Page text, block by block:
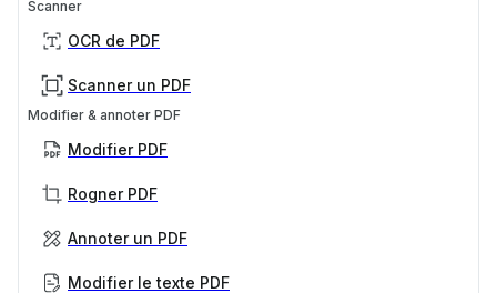
Scanner
OCR de PDF
Scanner un PDF
Modifier & annoter PDF
Modifier PDF
Rogner PDF
Annoter un PDF
Modifier le texte PDF